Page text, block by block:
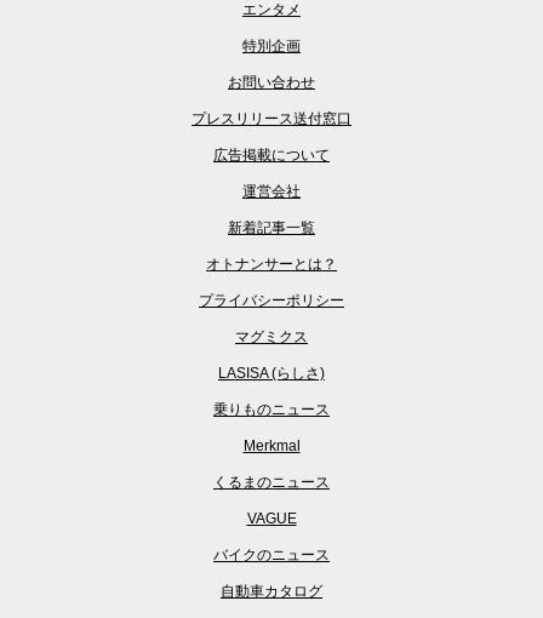
エンタメ
特別企画
お問い合わせ
プレスリリース送付窓口
広告掲載について
運営会社
新着記事一覧
オトナンサーとは？
プライバシーポリシー
マグミクス
LASISA (らしさ)
乗りものニュース
Merkmal
くるまのニュース
VAGUE
バイクのニュース
自動車カタログ